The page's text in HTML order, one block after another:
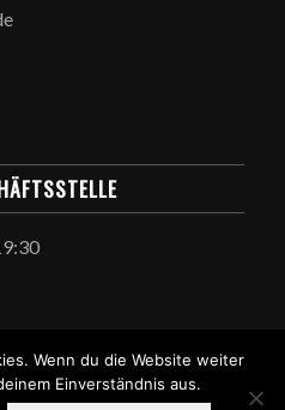
Wenn du die Website weiter
Einverständnis aus.